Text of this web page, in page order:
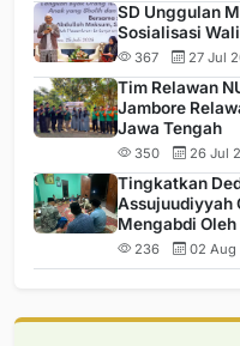
SD Unggulan
Sosialisasi
367 27 Jul
Tim Relawan
Jambore
Jawa Tengah
350 26 Jul
Tingkatkan
Assujuudiyyah
Mengabdi
236 02 Aug